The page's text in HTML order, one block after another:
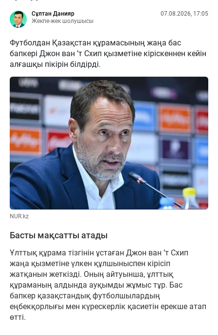
Сұлтан Данияр
Жекпе-жек шолушысы
07.08.2026, 17:05
Футболдан Қазақстан құрамасының жаңа бас
бапкері Джон ван ’т Схип қызметіне кіріскеннен кейін
алғашқы пікірін білдірді.
NUR.kz
Басты мақсатты атады
Ұлттық құрама тізгінін ұстаған Джон ван ’т Схип
жаңа қызметіне үлкен құлшыныспен кірісіп
жатқанын жеткізді. Оның айтуынша, ұлттық
құраманың алдында ауқымды жұмыс тұр. Бас
бапкер қазақстандық футболшылардың
еңбекқорлығы мен күрескерлік қасиетін ерекше атап
өтті.